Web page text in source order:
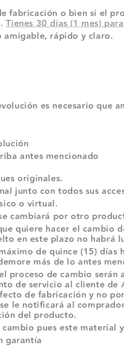
fabricación o bien si el
Tienes 30 días (1 mes)
amigable, rápido y claro.
es necesario que
antes mencionado
originales.
junto con todos sus
o virtual.
cambiará por otro
quiere hacer el cambio
en este plazo no habrá
de quince (15)
más de lo antes
proceso de cambio
de servicio al cliente de
de fabricación y no
le notificará al
del producto.
pues este
garantía